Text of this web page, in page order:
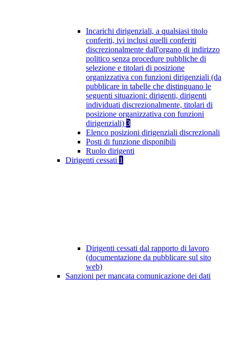
Incarichi dirigenziali, a qualsiasi titolo
conferiti, ivi inclusi quelli conferiti
discrezionalmente dall'organo di indirizzo
politico senza procedure pubbliche di
selezione e titolari di posizione
organizzativa con funzioni dirigenziali (da
pubblicare in tabelle che distinguano le
seguenti situazioni: dirigenti, dirigenti
individuati discrezionalmente, titolari di
posizione organizzativa con funzioni
dirigenziali) 3
Elenco posizioni dirigenziali discrezionali
Posti di funzione disponibili
Ruolo dirigenti
Dirigenti cessati 1
Dirigenti cessati dal rapporto di lavoro
(documentazione da pubblicare sul sito
web)
Sanzioni per mancata comunicazione dei dati